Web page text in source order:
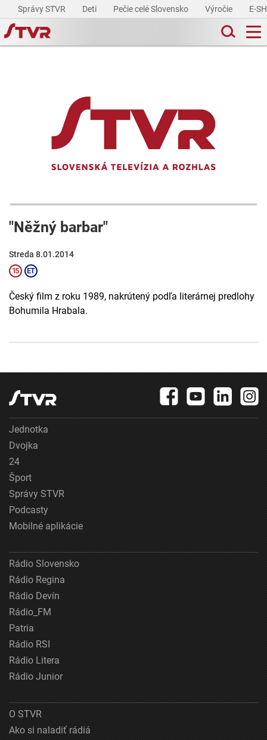
Správy STVR Deti Pečie celé Slovensko Výročie E-
"Něžný barbar"
Streda 8.01.2014
Český film z roku 1989, nakrútený podľa literárnej predlohy
Bohumila Hrabala.
Jednotka
Dvojka
24
Šport
Správy STVR
Podcasty
Mobilné aplikácie
Rádio Slovensko
Rádio Regina
Rádio Devín
Rádio_FM
Patria
Rádio RSI
Rádio Litera
Rádio Junior
O STVR
Ako si naladiť rádiá